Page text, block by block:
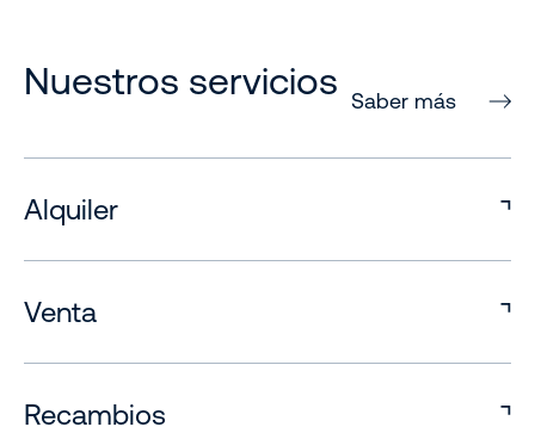
Nuestros servicios Saber más
Alquiler
Venta
Recambios